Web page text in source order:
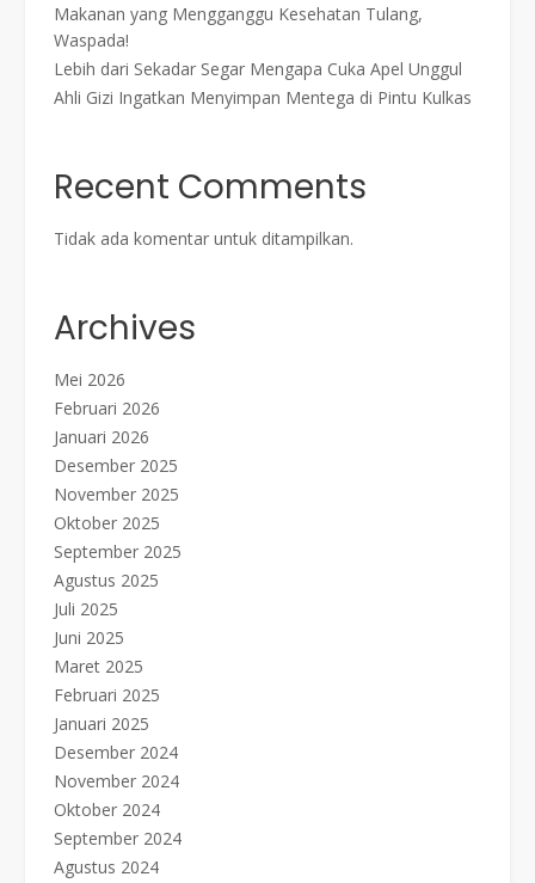
Makanan yang Mengganggu Kesehatan Tulang,
Waspada!
Lebih dari Sekadar Segar Mengapa Cuka Apel Unggul
Ahli Gizi Ingatkan Menyimpan Mentega di Pintu Kulkas
Recent Comments
Tidak ada komentar untuk ditampilkan.
Archives
Mei 2026
Februari 2026
Januari 2026
Desember 2025
November 2025
Oktober 2025
September 2025
Agustus 2025
Juli 2025
Juni 2025
Maret 2025
Februari 2025
Januari 2025
Desember 2024
November 2024
Oktober 2024
September 2024
Agustus 2024